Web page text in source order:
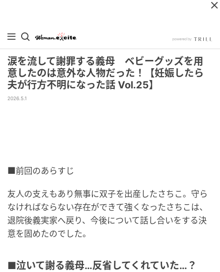
涙を流して謝罪する義母 ベビーグッズを用
意したのは意外な人物だった！【妊娠したら
夫が行方不明になった話 Vol.25】
2026.5.1
■前回のあらすじ
友人の支えもあり無事に双子を出産したさちこ。守ら
なければならない存在ができて強くなったさちこは、
退院後義実家へ戻り、今後について話し合いをする決
意を固めたのでした。
■泣いて謝る義母…反省してくれていた…？